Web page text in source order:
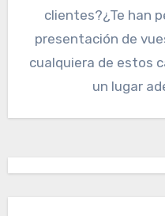
clientes?¿Te han
presentación de
cualquiera de estos
un lugar